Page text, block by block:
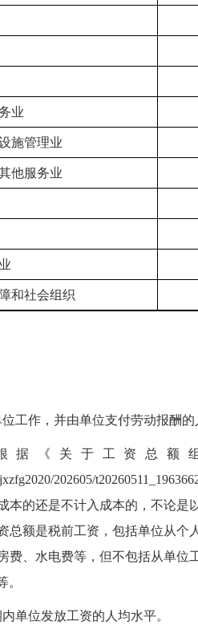
业
施管理业
他服务业
和社会组织
工作，并由单位支付劳动报酬的
据《关于工资总额
202605/
本的还是不计入成本的，不论
总额是税前工资，包括单位从
费、水电费等，但不包括从单
。
单位发放工资的人均水平。